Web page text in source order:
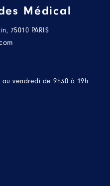
Médical
75010 PARIS
vendredi de 9h30 à 19h